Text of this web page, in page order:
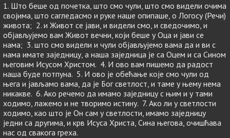
1. Што беше од почетка, што смо чули, што смо видели очима
својима, што сагледасмо и руке наше опипаше, о Логосу (Речи)
живота; 2. и Живот се јави, и видели смо, и сведочимо, и
објављујемо вам Живот вечни, који беше у Оца и јави се
нама; 3. што смо видели и чули објављујемо вама да и ви с
нама имате заједницу, а наша заједница је са Оцем и са Сином
његовим Исусом Христом. 4. И ово вам пишемо да радост
наша буде потпуна. 5. И ово је обећање које смо чули од
њега и јављамо вама, да је Бог светлост, и таме у њему нема
никакве. 6. Ако речемо да имамо заједницу с њим и у тами
ходимо, лажемо и не творимо истину. 7. Ако ли у светлости
ходимо, као што је Он сам у светлости, имамо заједницу
једни са другима, и крв Исуса Христа, Сина његова, очишћава
нас од свакога греха.